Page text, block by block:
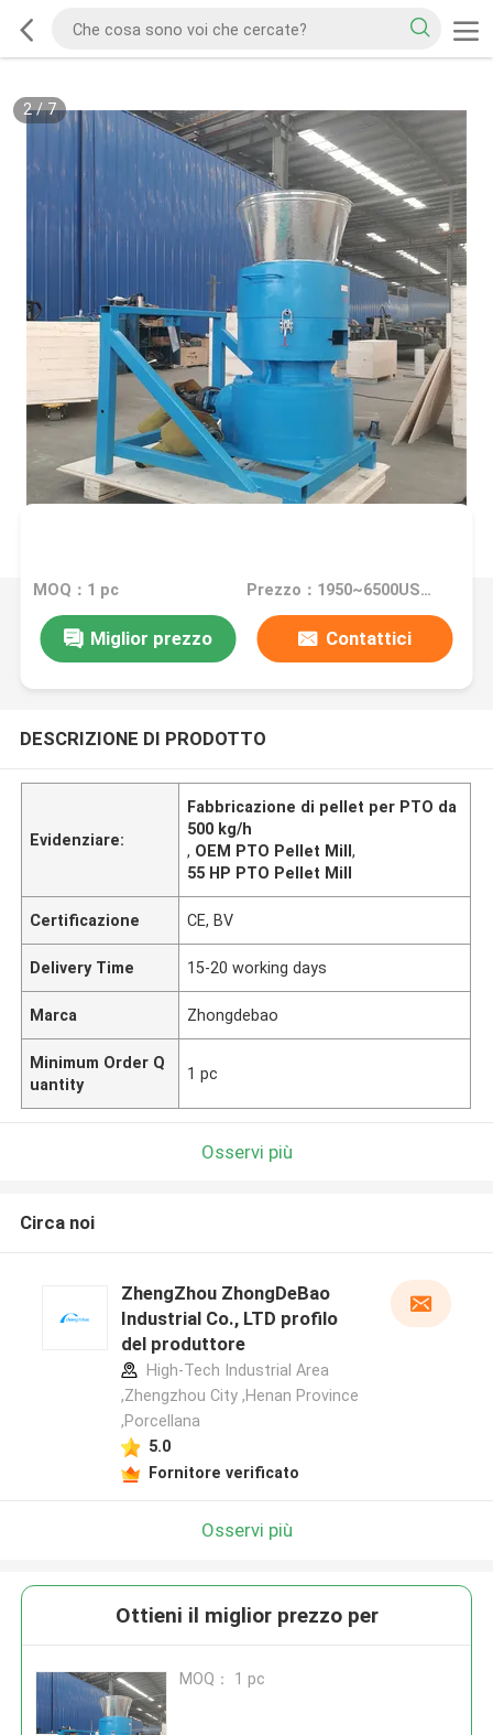
2/7
MOQ：1 pc Prezzo：1950~6500USD/PC
Miglior prezzo Contattici
DESCRIZIONE DI PRODOTTO
Evidenziare:
Fabbricazione di pellet per PTO da
500 kg/h
, OEM PTO Pellet Mill,
55 HP PTO Pellet Mill
Certificazione CE, BV
Delivery Time 15-20 working days
Marca Zhongdebao
Minimum Order Q
uantity
1 pc
Osservi più
Circa noi
ZhengZhou ZhongDeBao
Industrial Co., LTD profilo
del produttore
High-Tech Industrial Area
,Zhengzhou City ,Henan Province
,Porcellana
5.0
Fornitore verificato
Osservi più
Ottieni il miglior prezzo per
MOQ： 1 pc